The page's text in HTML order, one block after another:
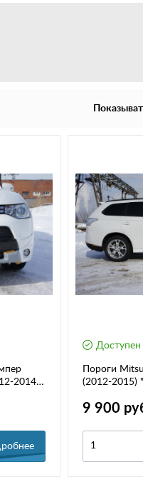
2014)
Доступен
Пороги
(2012-2015)
9 900